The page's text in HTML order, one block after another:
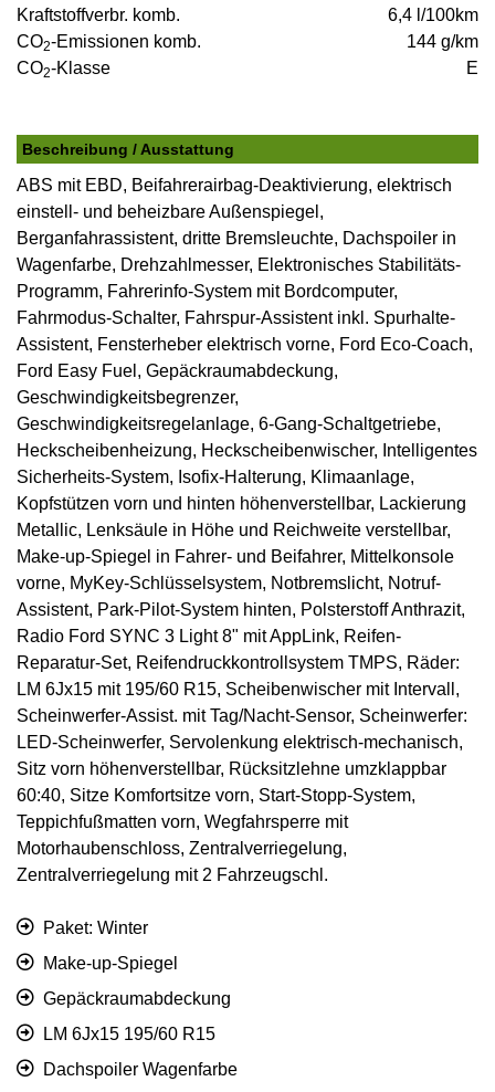
Kraftstoffverbr. komb.
6,4 l/100km
CO2-Emissionen komb.
144 g/km
CO2-Klasse E
Beschreibung / Ausstattung
ABS mit EBD, Beifahrerairbag-Deaktivierung, elektrisch
einstell- und beheizbare Außenspiegel,
Berganfahrassistent, dritte Bremsleuchte, Dachspoiler in
Wagenfarbe, Drehzahlmesser, Elektronisches Stabilitäts-
Programm, Fahrerinfo-System mit Bordcomputer,
Fahrmodus-Schalter, Fahrspur-Assistent inkl. Spurhalte-
Assistent, Fensterheber elektrisch vorne, Ford Eco-Coach,
Ford Easy Fuel, Gepäckraumabdeckung,
Geschwindigkeitsbegrenzer,
Geschwindigkeitsregelanlage, 6-Gang-Schaltgetriebe,
Heckscheibenheizung, Heckscheibenwischer, Intelligentes
Sicherheits-System, Isofix-Halterung, Klimaanlage,
Kopfstützen vorn und hinten höhenverstellbar, Lackierung
Metallic, Lenksäule in Höhe und Reichweite verstellbar,
Make-up-Spiegel in Fahrer- und Beifahrer, Mittelkonsole
vorne, MyKey-Schlüsselsystem, Notbremslicht, Notruf-
Assistent, Park-Pilot-System hinten, Polsterstoff Anthrazit,
Radio Ford SYNC 3 Light 8" mit AppLink, Reifen-
Reparatur-Set, Reifendruckkontrollsystem TMPS, Räder:
LM 6Jx15 mit 195/60 R15, Scheibenwischer mit Intervall,
Scheinwerfer-Assist. mit Tag/Nacht-Sensor, Scheinwerfer:
LED-Scheinwerfer, Servolenkung elektrisch-mechanisch,
Sitz vorn höhenverstellbar, Rücksitzlehne umzklappbar
60:40, Sitze Komfortsitze vorn, Start-Stopp-System,
Teppichfußmatten vorn, Wegfahrsperre mit
Motorhaubenschloss, Zentralverriegelung,
Zentralverriegelung mit 2 Fahrzeugschl.
Paket: Winter
Make-up-Spiegel
Gepäckraumabdeckung
LM 6Jx15 195/60 R15
Dachspoiler Wagenfarbe